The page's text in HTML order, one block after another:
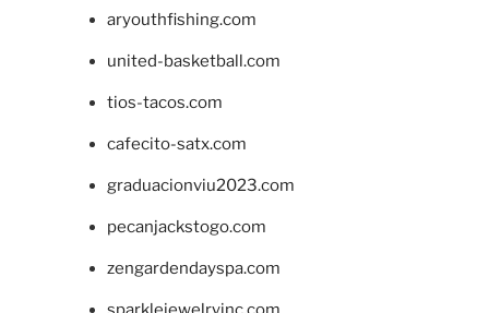
aryouthfishing.com
united-basketball.com
tios-tacos.com
cafecito-satx.com
graduacionviu2023.com
pecanjackstogo.com
zengardendayspa.com